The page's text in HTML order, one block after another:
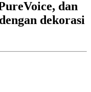
dan
dekorasi